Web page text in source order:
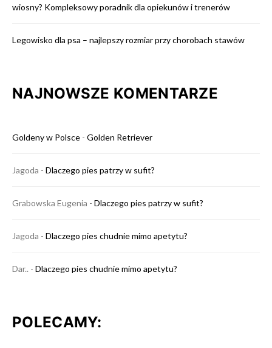
wiosny? Kompleksowy poradnik dla opiekunów i trenerów
Legowisko dla psa – najlepszy rozmiar przy chorobach stawów
NAJNOWSZE KOMENTARZE
Goldeny w Polsce - Golden Retriever
Jagoda - Dlaczego pies patrzy w sufit?
Grabowska Eugenia - Dlaczego pies patrzy w sufit?
Jagoda - Dlaczego pies chudnie mimo apetytu?
Dar.. - Dlaczego pies chudnie mimo apetytu?
POLECAMY: